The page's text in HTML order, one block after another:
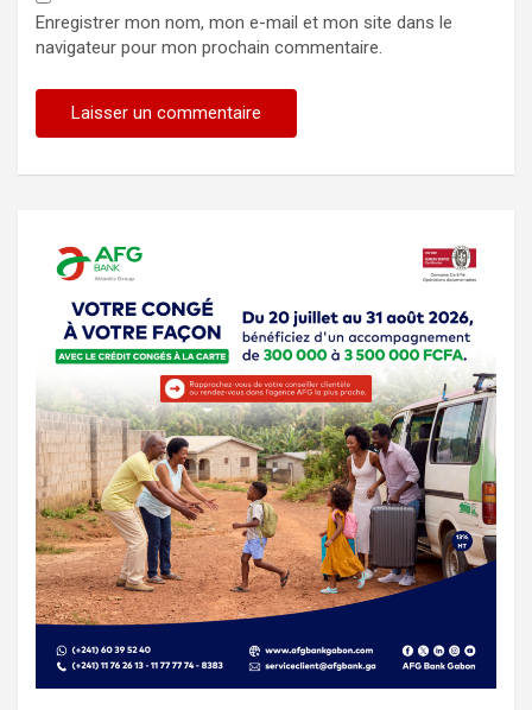
Enregistrer mon nom, mon e-mail et mon site dans le
navigateur pour mon prochain commentaire.